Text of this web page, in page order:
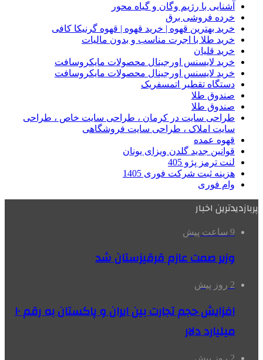
آشنایی با رژیم وگان و گیاه محور
خرده فروشی برق
خرید بهترین قهوه | خرید قهوه | قهوه گرنیکا کافی
خرید طلا با اجرت مناسب و بدون مالیات
خرید قلیان
خرید لایسنس اورجینال محصولات مایکروسافت
خرید لایسنس اورجینال محصولات مایکروسافت
دستگاه تقطیر اتمسفریک
صندوق طلا
صندوق طلا
طراحی سایت در کرمان ، طراحی سایت خاص ، طراحی
سایت املاک ، طراحی سایت فروشگاهی
قهوه عمده
قوانین جدید گلدن ویزای یونان
لنت ترمز پژو 405
هزینه ثبت شرکت فوری 1405
وام فوری
پربازدیدترین اخبار
9 ساعت پیش
وزیر صمت عازم قرقیزستان شد
2 روز پیش
افزایش حجم تجارت بین ایران و پاکستان به رقم ۱۰
میلیارد دلار
2 روز پیش